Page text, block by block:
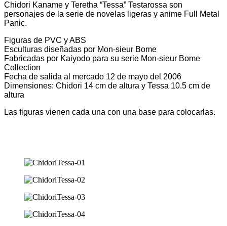
Chidori Kaname y Teretha “Tessa” Testarossa son
personajes de la serie de novelas ligeras y anime Full Metal
Panic.
Figuras de PVC y ABS
Esculturas diseñadas por Mon-sieur Bome
Fabricadas por Kaiyodo para su serie Mon-sieur Bome
Collection
Fecha de salida al mercado 12 de mayo del 2006
Dimensiones: Chidori 14 cm de altura y Tessa 10.5 cm de
altura
Las figuras vienen cada una con una base para colocarlas.